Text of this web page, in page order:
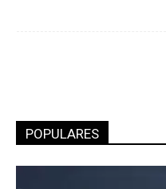
POPULARES